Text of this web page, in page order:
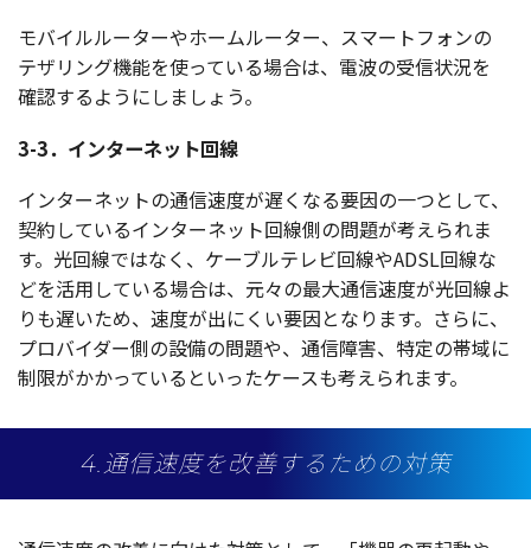
モバイルルーターやホームルーター、 スマートフォンの
テザリング機能を使っている場合は、 電波の受信状況を
確認するようにしましょう。
3-3．インターネット回線
インターネットの通信速度が遅くなる要因の一つとして、
契約しているインターネット回線側の問題が考えられま
す。 光回線ではなく、 ケーブルテレビ回線やADSL回線な
どを活用している場合は、元々の最大通信速度が光回線よ
りも遅いため、 速度が出にくい要因となります。さらに、
プロバイダー側の設備の問題や、 通信障害、 特定の帯域に
制限がかかっているといったケースも考えられます。
4.通信速度を改善するための対策